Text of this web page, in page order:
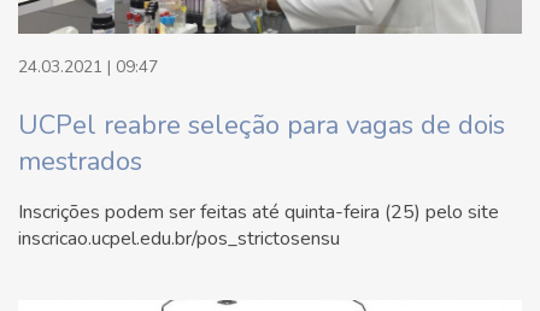
24.03.2021 | 09:47
UCPel reabre seleção para vagas de dois
mestrados
Inscrições podem ser feitas até quinta-feira (25) pelo site
inscricao.ucpel.edu.br/pos_strictosensu